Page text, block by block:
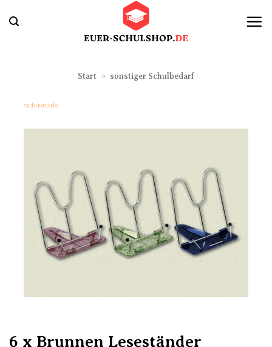
Inhalt
Start » sonstiger Schulbedarf
6 x Brunnen Leseständer